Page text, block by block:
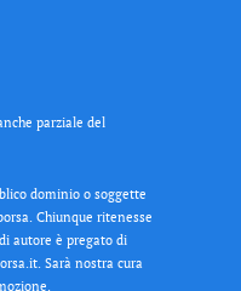
parziale del
dominio o soggette
Chiunque ritenesse
autore è pregato di
Sarà nostra cura